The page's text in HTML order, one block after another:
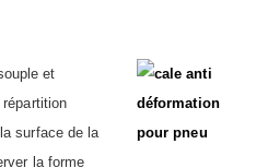
et
surface de la
la forme